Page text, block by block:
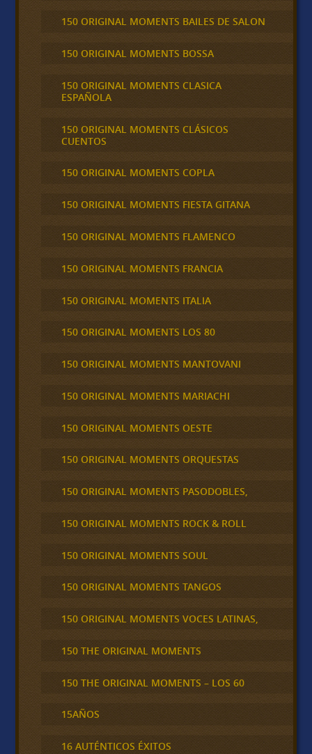
150 ORIGINAL MOMENTS BAILES DE SALON
150 ORIGINAL MOMENTS BOSSA
150 ORIGINAL MOMENTS CLASICA
ESPAÑOLA
150 ORIGINAL MOMENTS CLÁSICOS
CUENTOS
150 ORIGINAL MOMENTS COPLA
150 ORIGINAL MOMENTS FIESTA GITANA
150 ORIGINAL MOMENTS FLAMENCO
150 ORIGINAL MOMENTS FRANCIA
150 ORIGINAL MOMENTS ITALIA
150 ORIGINAL MOMENTS LOS 80
150 ORIGINAL MOMENTS MANTOVANI
150 ORIGINAL MOMENTS MARIACHI
150 ORIGINAL MOMENTS OESTE
150 ORIGINAL MOMENTS ORQUESTAS
150 ORIGINAL MOMENTS PASODOBLES,
150 ORIGINAL MOMENTS ROCK & ROLL
150 ORIGINAL MOMENTS SOUL
150 ORIGINAL MOMENTS TANGOS
150 ORIGINAL MOMENTS VOCES LATINAS,
150 THE ORIGINAL MOMENTS
150 THE ORIGINAL MOMENTS – LOS 60
15AÑOS
16 AUTÉNTICOS ÉXITOS